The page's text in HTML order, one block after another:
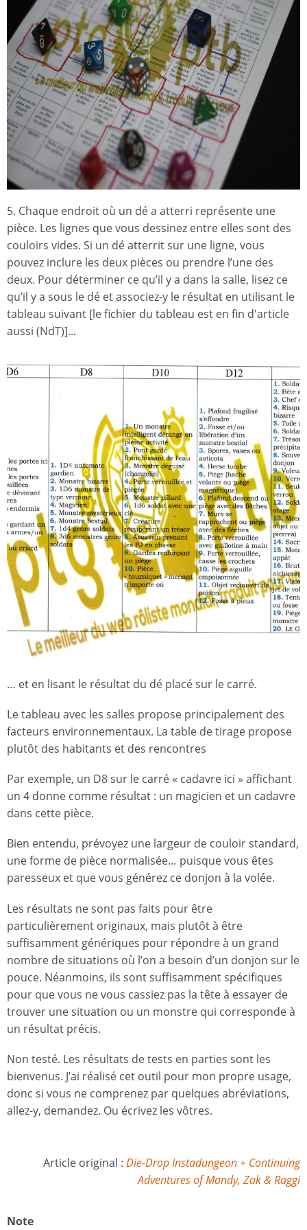
5. Chaque endroit où un dé a atterri représente une
pièce. Les lignes que vous dessinez entre elles sont des
couloirs vides. Si un dé atterrit sur une ligne, vous
pouvez inclure les deux pièces ou prendre l’une des
deux. Pour déterminer ce qu’il y a dans la salle, lisez ce
qu’il y a sous le dé et associez-y le résultat en utilisant le
tableau suivant [le fichier du tableau est en fin d'article
aussi (NdT)]...
… et en lisant le résultat du dé placé sur le carré.
Le tableau avec les salles propose principalement des
facteurs environnementaux. La table de tirage propose
plutôt des habitants et des rencontres
Par exemple, un D8 sur le carré « cadavre ici » affichant
un 4 donne comme résultat : un magicien et un cadavre
dans cette pièce.
Bien entendu, prévoyez une largeur de couloir standard,
une forme de pièce normalisée… puisque vous êtes
paresseux et que vous générez ce donjon à la volée.
Les résultats ne sont pas faits pour être
particulièrement originaux, mais plutôt à être
suffisamment génériques pour répondre à un grand
nombre de situations où l’on a besoin d’un donjon sur le
pouce. Néanmoins, ils sont suffisamment spécifiques
pour que vous ne vous cassiez pas la tête à essayer de
trouver une situation ou un monstre qui corresponde à
un résultat précis.
Non testé. Les résultats de tests en parties sont les
bienvenus. J’ai réalisé cet outil pour mon propre usage,
donc si vous ne comprenez par quelques abréviations,
allez-y, demandez. Ou écrivez les vôtres.
Article original : Die-Drop Instadungeon + Continuing
Adventures of Mandy, Zak & Raggi
Note